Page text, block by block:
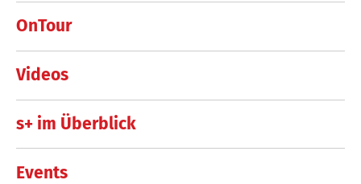
OnTour
Videos
s+ im Überblick
Events